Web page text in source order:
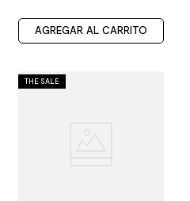
AGREGAR AL CARRITO
THE SALE